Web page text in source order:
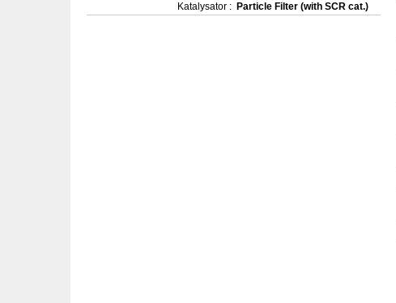
Katalysator : Particle Filter (with SCR cat.)